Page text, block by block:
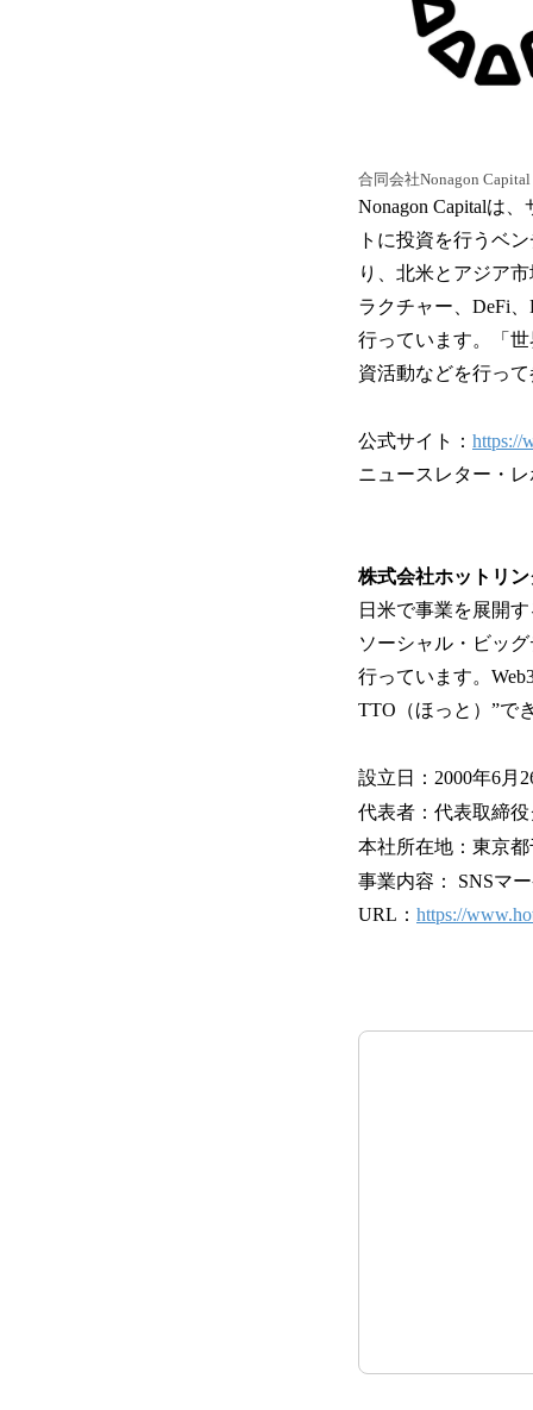
合同会社Nonagon Capital
Nonagon Capitalは
トに投資を行うベ
り、北米とアジア
ラクチャー、DeFi
行っています。「
資活動などを行って
公式サイト： https://
ニュースレター・レ
株式会社ホットリ
日米で事業を展開
ソーシャル・ビッ
行っています。
TTO（ほっと）”で
設立日：2000年6月
代表者：代表取締
本社所在地：東京
事業内容： SNSマ
URL： https://